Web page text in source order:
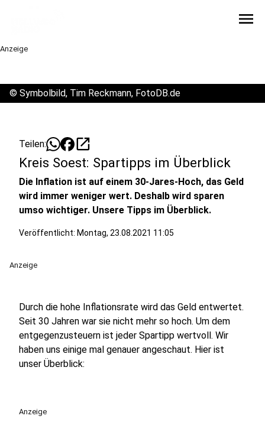
menu
Anzeige
© Symbolbild, Tim Reckmann, FotoDB.de
Teilen: open_in_new
Kreis Soest: Spartipps im Überblick
Die Inflation ist auf einem 30-Jares-Hoch, das Geld
wird immer weniger wert. Deshalb wird sparen
umso wichtiger. Unsere Tipps im Überblick.
Veröffentlicht: Montag, 23.08.2021 11:05
Anzeige
Durch die hohe Inflationsrate wird das Geld entwertet.
Seit 30 Jahren war sie nicht mehr so hoch. Um dem
entgegenzusteuern ist jeder Spartipp wertvoll. Wir
haben uns einige mal genauer angeschaut. Hier ist
unser Überblick:
Anzeige